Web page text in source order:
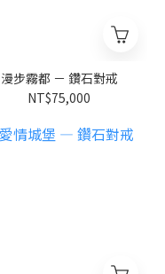
漫步霧都 － 鑽石對戒
NT$75,000